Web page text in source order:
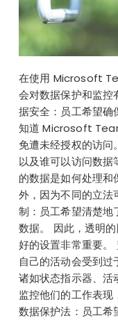
在使用 Microsoft
会对数据保护和监控
据安全：员工希望确
知道 Microsoft
免遭未经授权的访问
以及谁可以访问数
的数据是如何处理和
外，因为不同的立法
制：员工希望清楚地
数据。 因此，透明
好的设置非常重要。
自己的活动会受到过
诸如状态指示器、活
监控他们的工作表
数据保护法：员工希